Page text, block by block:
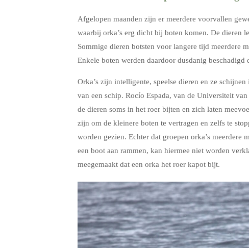
Afgelopen maanden zijn er meerdere voorvallen
waarbij orka’s erg dicht bij boten komen. De dieren
Sommige dieren botsten voor langere tijd meerdere
Enkele boten werden daardoor dusdanig beschadigd
Orka’s zijn intelligente, speelse dieren en ze
van een schip. Rocío Espada, van de Universiteit
de dieren soms in het roer bijten en zich laten
zijn om de kleinere boten te vertragen en zelfs te
worden gezien. Echter dat groepen orka’s meerdere
een boot aan rammen, kan hiermee niet worden
meegemaakt dat een orka het roer kapot bijt.